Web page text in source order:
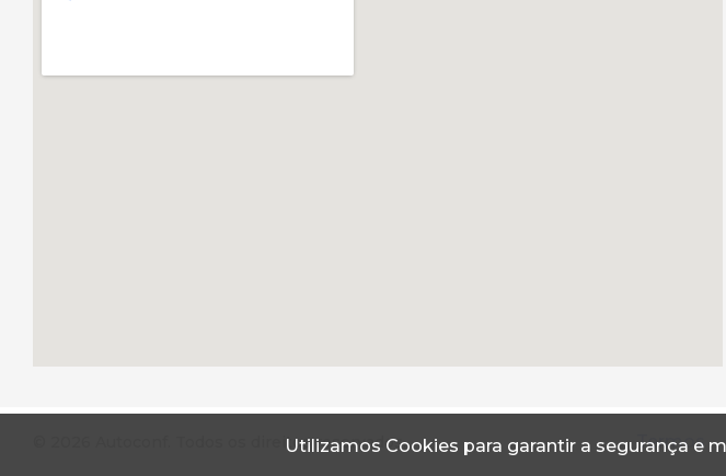
Utilizamos Cookies para garantir a segurança e
© 2026 Autoconf. Todos os direitos reservados. Termos